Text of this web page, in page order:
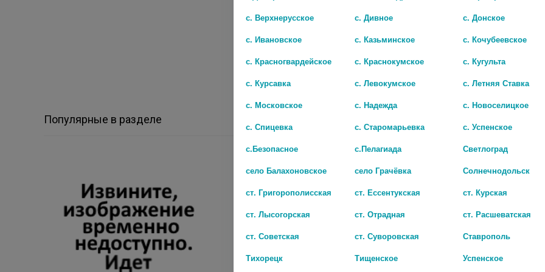
Показать все
Популярные в разделе
с. Верхнерусское
с. Дивное
с. Донское
с. Ивановское
с. Казьминское
с. Кочубеевское
с. Красногвардейское
с. Краснокумское
с. Кугульта
с. Курсавка
с. Левокумское
с. Летняя Ставка
с. Московское
с. Надежда
с. Новоселицкое
с. Спицевка
с. Старомарьевка
с. Успенское
с.Безопасное
с.Пелагиада
Светлоград
село Балахоновское
село Грачёвка
Солнечнодольск
ст. Григорополисская
ст. Ессентукская
ст. Курская
ст. Лысогорская
ст. Отрадная
ст. Расшеватская
ст. Советская
ст. Суворовская
Ставрополь
Тихорецк
Тищенское Успенское